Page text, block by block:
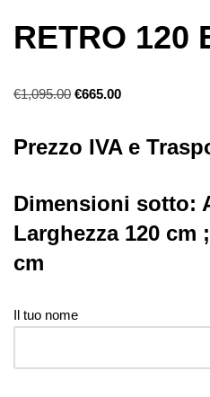
RETRO 120
€1,095.00 €665.00
Prezzo IVA e
Dimensioni sotto:
Larghezza 120 cm
cm
Il tuo nome